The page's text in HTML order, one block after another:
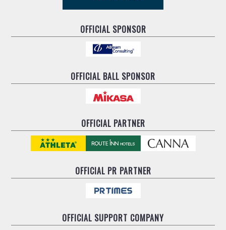
OFFICIAL SPONSOR
OFFICIAL BALL SPONSOR
OFFICIAL PARTNER
OFFICIALPR PARTNER
OFFICIAL SUPPORT COMPANY